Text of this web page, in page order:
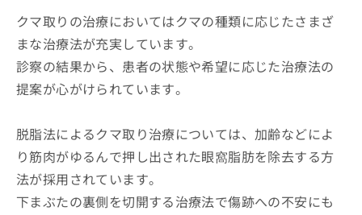
クマ取りの治療においてはクマの種類に応じたさまざ
まな治療法が充実しています。
診察の結果から、患者の状態や希望に応じた治療法の
提案が心がけられています。
脱脂法によるクマ取り治療については、加齢などによ
り筋肉がゆるんで押し出された眼窩脂肪を除去する方
法が採用されています。
下まぶたの裏側を切開する治療法で傷跡への不安にも